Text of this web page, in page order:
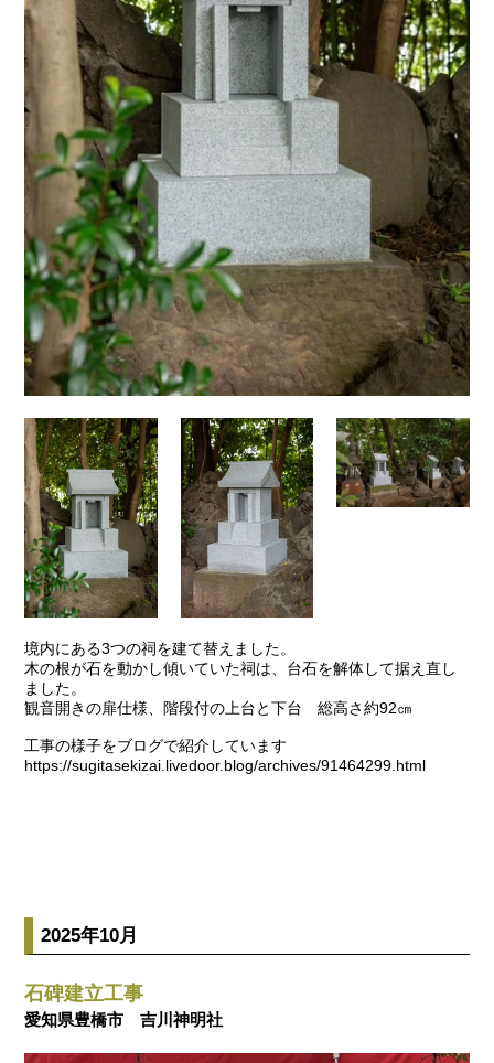
境内にある3つの祠を建て替えました。
木の根が石を動かし傾いていた祠は、台石を解体して据え直し
ました。
観音開きの扉仕様、階段付の上台と下台 総高さ約92㎝
工事の様子をブログで紹介しています
https://sugitasekizai.livedoor.blog/archives/91464299.html
2025年10月
石碑建立工事
愛知県豊橋市 吉川神明社